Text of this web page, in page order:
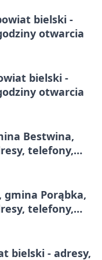
bielski -
otwarcia
bielski -
otwarcia
Bestwina,
telefony,
gmina Porąbka,
telefony,
bielski - adresy,